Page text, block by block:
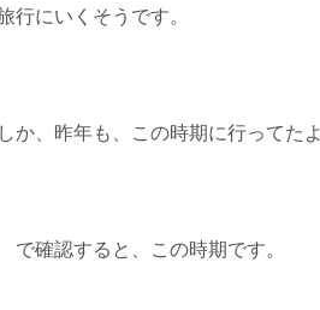
行にいくそうです。
か、昨年も、この時期に行ってた
で確認すると、この時期です。